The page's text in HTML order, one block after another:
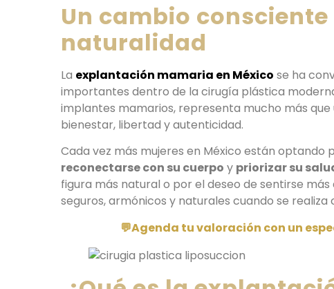
Un cambio
naturalidad
La explantación mamaria en México se ha
importantes dentro de la cirugía plástica
implantes mamarios, representa mucho más
bienestar, libertad y autenticidad.
Cada vez más mujeres en México están
reconectarse con su cuerpo y priorizar su
figura más natural o por el deseo de sentirse
seguros, armónicos y naturales cuando se
💬Agenda tu valoración con un